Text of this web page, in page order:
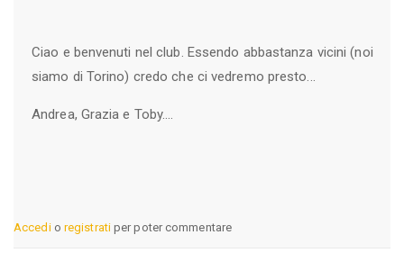
Ciao e benvenuti nel club. Essendo abbastanza vicini (noi
siamo di Torino) credo che ci vedremo presto...
Andrea, Grazia e Toby....
Accedio registratiper poter commentare